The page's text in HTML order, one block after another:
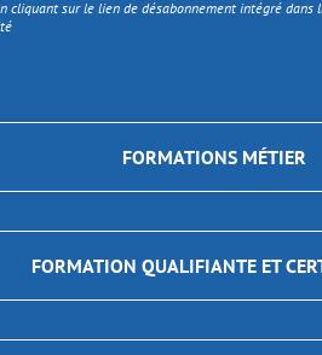
cliquant sur le lien de désabonnement intégré dans
FORMATIONS MÉTIER
FORMATION QUALIFIANTE ET